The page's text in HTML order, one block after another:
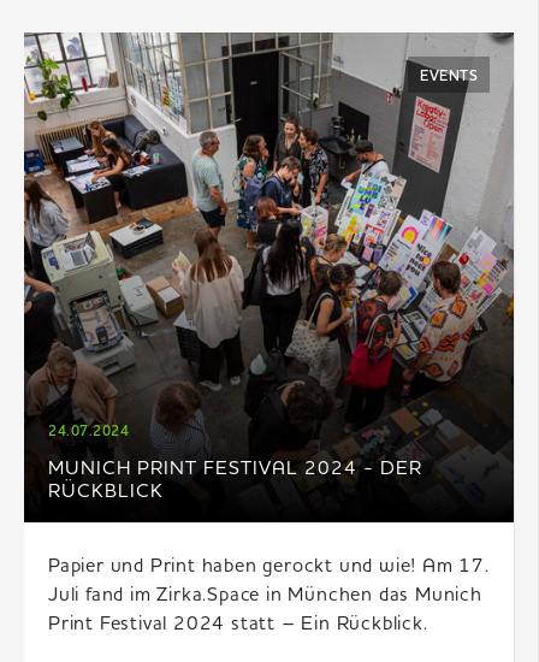
MUNICH PRINT FESTIVAL 2024 - DER
RÜCKBLICK
24.07.2024
EVENTS
Papier und Print haben gerockt und wie! Am 17.
Juli fand im Zirka.Space in München das Munich
Print Festival 2024 statt – Ein Rückblick.